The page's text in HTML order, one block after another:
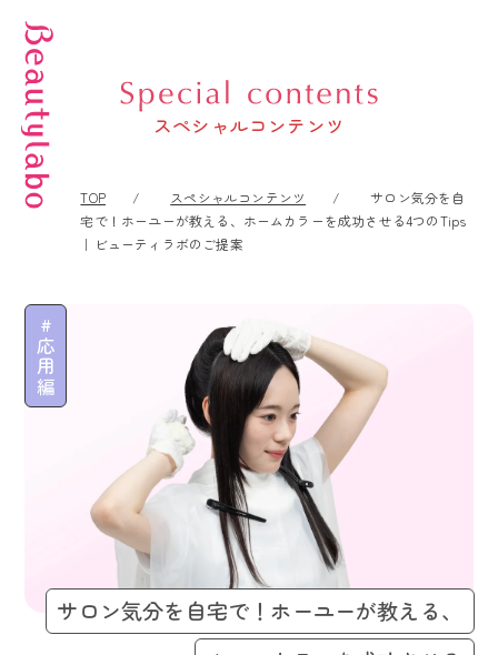
スペシャルコンテンツ
TOP スペシャルコンテンツ
サロン気分を自
宅で！ホーユーが教える、ホームカラーを成功させる4つのTips
｜ビューティラボのご提案
応用編
サロン気分を自宅で！ホーユーが教える、